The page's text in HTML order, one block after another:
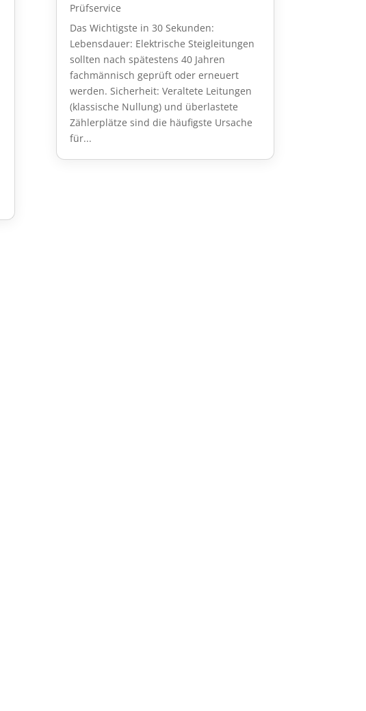
Prüfservice
Das Wichtigste in 30 Sekunden:
Lebensdauer: Elektrische Steigleitungen
sollten nach spätestens 40 Jahren
fachmännisch geprüft oder erneuert
werden. Sicherheit: Veraltete Leitungen
(klassische Nullung) und überlastete
Zählerplätze sind die häufigste Ursache
für...